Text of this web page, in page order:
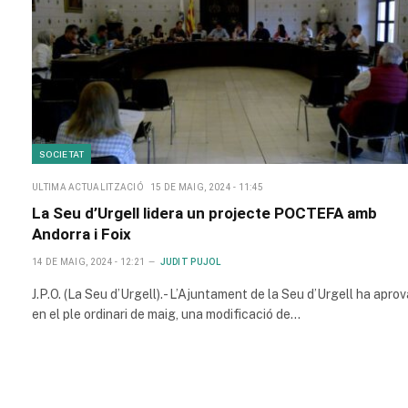
SOCIETAT
ULTIMA ACTUALITZACIÓ 15 DE MAIG, 2024 - 11:45
La Seu d’Urgell lidera un projecte POCTEFA amb
Andorra i Foix
14 DE MAIG, 2024 - 12:21 JUDIT PUJOL
J.P.O. (La Seu d’Urgell).- L’Ajuntament de la Seu d’Urgell ha
en el ple ordinari de maig, una modificació de…